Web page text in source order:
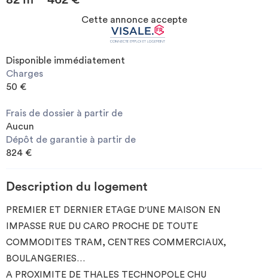
Cette annonce accepte
Disponible immédiatement
Charges
50 €
Frais de dossier à partir de
Aucun
Dépôt de garantie à partir de
824 €
Description du logement
PREMIER ET DERNIER ETAGE D'UNE MAISON EN
IMPASSE RUE DU CARO PROCHE DE TOUTE
COMMODITES TRAM, CENTRES COMMERCIAUX,
BOULANGERIES…
A PROXIMITE DE THALES TECHNOPOLE CHU